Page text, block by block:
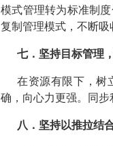
模式管理转为标准制
复制管理模式，不断吸
七．坚持目标管理
在资源有限下，树
确，向心力更强。同步
八．坚持以推拉结